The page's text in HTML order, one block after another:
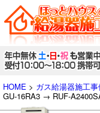
HOME > ガス給湯器施工事
GU-16RA3 → RUF-